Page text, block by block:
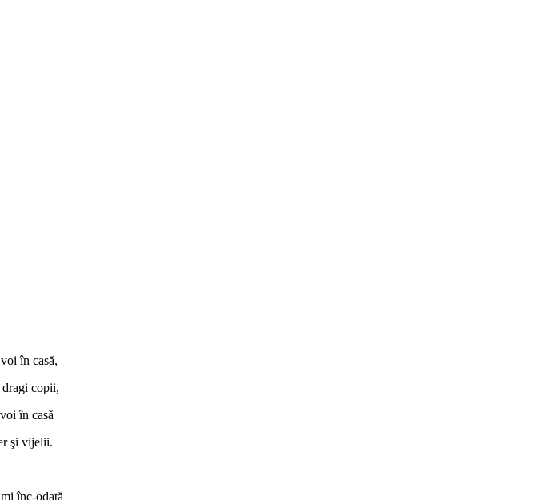
în casă,
copii,
în casă
şi vijelii.
înc-odată